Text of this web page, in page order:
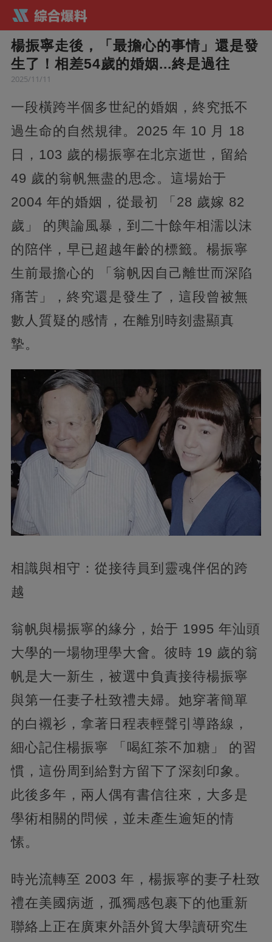
楊振寧走後，「最擔心的事情」還是發
生了！相差54歲的婚姻...終是過往
2025/11/11
一段橫跨半個多世紀的婚姻，終究抵不
過生命的自然規律。2025 年 10 月 18
日，103 歲的楊振寧在北京逝世，留給
49 歲的翁帆無盡的思念。這場始于
2004 年的婚姻，從最初 「28 歲嫁 82
歲」 的輿論風暴，到二十餘年相濡以沫
的陪伴，早已超越年齡的標籤。楊振寧
生前最擔心的 「翁帆因自己離世而深陷
痛苦」，終究還是發生了，這段曾被無
數人質疑的感情，在離別時刻盡顯真
摯。
相識與相守：從接待員到靈魂伴侶的跨
越
翁帆與楊振寧的緣分，始于 1995 年汕頭
大學的一場物理學大會。彼時 19 歲的翁
帆是大一新生，被選中負責接待楊振寧
與第一任妻子杜致禮夫婦。她穿著簡單
的白襯衫，拿著日程表輕聲引導路線，
細心記住楊振寧 「喝紅茶不加糖」 的習
慣，這份周到給對方留下了深刻印象。
此後多年，兩人偶有書信往來，大多是
學術相關的問候，並未產生逾矩的情
愫。
時光流轉至 2003 年，楊振寧的妻子杜致
禮在美國病逝，孤獨感包裹下的他重新
聯絡上正在廣東外語外貿大學讀研究生